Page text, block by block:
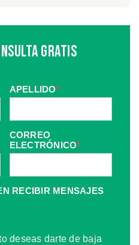
Gratis
APELLIDO*
CORREO
ELECTRÓNICO*
RECIBIR MENSAJES
deseas darte de baja